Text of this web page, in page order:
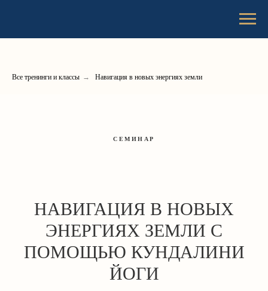
Все тренинги и классы → Навигация в новых энергиях земли
СЕМИНАР
НАВИГАЦИЯ В НОВЫХ
ЭНЕРГИЯХ ЗЕМЛИ С
ПОМОЩЬЮ КУНДАЛИНИ
ЙОГИ